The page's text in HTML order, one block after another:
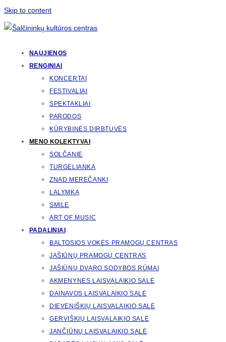
Skip to content
NAUJIENOS
RENGINIAI
KONCERTAI
FESTIVALIAI
SPEKTAKLIAI
PARODOS
KŪRYBINĖS DIRBTUVĖS
MENO KOLEKTYVAI
SOLČANIE
TURGELIANKA
ZNAD MEREČANKI
LALYMKA
SMILE
ART OF MUSIC
PADALINIAI
BALTOSIOS VOKĖS PRAMOGŲ CENTRAS
JAŠIŪNŲ PRAMOGŲ CENTRAS
JAŠIŪNŲ DVARO SODYBOS RŪMAI
AKMENYNĖS LAISVALAIKIO SALĖ
DAINAVOS LAISVALAIKIO SALĖ
DIEVENIŠKIŲ LAISVALAIKIO SALĖ
GERVIŠKIŲ LAISVALAIKIO SALĖ
JANČIŪNŲ LAISVALAIKIO SALĖ